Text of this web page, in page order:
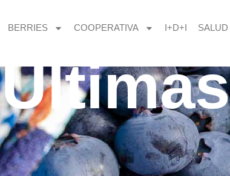
BERRIES COOPERATIVA I+D+I SALUD